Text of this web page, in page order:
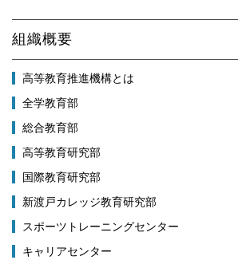
組織概要
高等教育推進機構とは
全学教育部
総合教育部
高等教育研究部
国際教育研究部
新渡戸カレッジ教育研究部
スポーツトレーニングセンター
キャリアセンター